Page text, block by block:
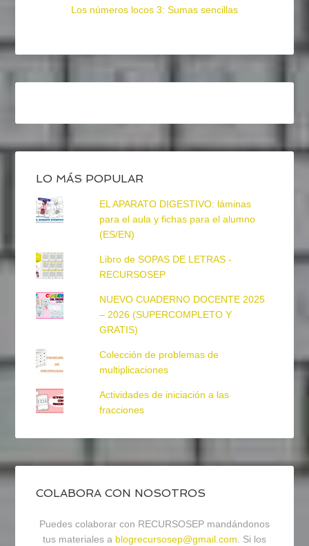
Los números locos 3: Sumas sencillas
LO MÁS POPULAR
EL APARATO DIGESTIVO: láminas
para el aula y fichas para el alumno
(ES/EN)
Libro de SOPAS DE LETRAS -
RECURSOSEP
NUEVO CUADERNO DOCENTE 2025
– 2026 (SUPERCOMPLETO Y
GRATIS)
Colección de problemas de
multiplicaciones
Actividades de iniciación a las
fracciones
COLABORA CON NOSOTROS
Puedes colaborar con RECURSOSEP mandándonos
tus materiales a blogrecursosep@gmail.com. Si los